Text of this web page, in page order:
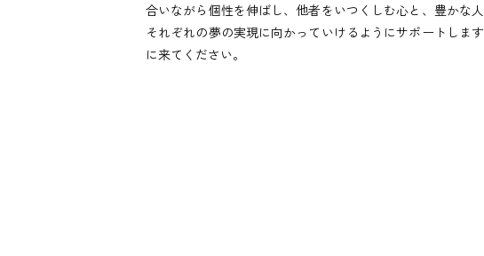
合いながら個性を伸ばし、他者をいつくしむ心と、豊かな人
それぞれの夢の実現に向かっていけるようにサポートしま
に来てください。